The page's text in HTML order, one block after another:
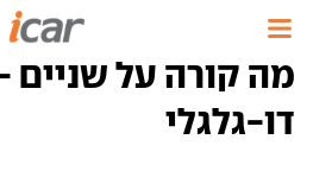
מה קורה על
דו-גלגלי